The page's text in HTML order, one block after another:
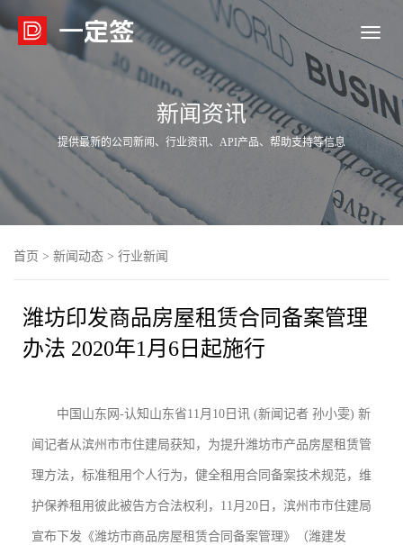

新闻资讯
提供最新的公司新闻、行业资讯、API产品、帮助支持等信息
首页 > 新闻动态 > 行业新闻
潍坊印发商品房屋租赁合同备案管理
办法 2020年1月6日起施行
中国山东网-认知山东省11月10日讯 (新闻记者 孙小雯) 新
闻记者从滨州市市住建局获知，为提升潍坊市产品房屋租赁管
理方法，标准租用个人行为，健全租用合同备案技术规范，维
护保养租用彼此被告方合法权利，11月20日，滨州市市住建局
宣布下发《潍坊市商品房屋租赁合同备案管理》（潍建发